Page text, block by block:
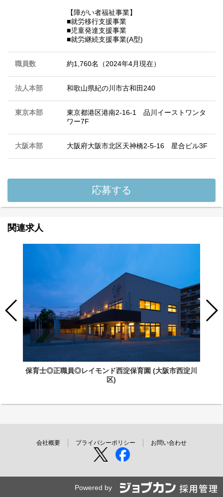
【障がい者福祉事業】
■就労移行支援事業
■児童発達支援事業
■就労継続支援事業(A型)
職員数 約1,760名（2024年4月現在）
法人本部 和歌山県紀の川市古和田240
東京本部
東京都港区港南2-16-1 品川イーストワンタ
ワー7F
大阪本部 大阪府大阪市北区天神橋2-5-16 星合ビル3F
応募する
関連求人
保育士◎正職員◎レイモンド西淀保育園 (大阪市西淀川
区)
会社概要 プライバシーポリシー お問い合わせ
Powered by